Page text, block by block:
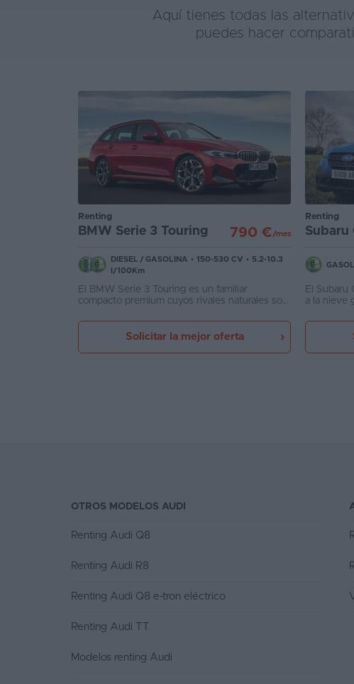
Aquí tienes todas las
puedes hacer
Renting
BMW Serie 3 Touring 790 €/mes
DIESEL / GASOLINA • 150-530 CV • 5.2-10.3
l/100Km
El BMW Serie 3 Touring es un familiar
compacto premium cuyos rivales naturales son
Estate
Solicitar la mejor oferta
Renting
Subaru
El Subaru
a la nieve
resto de
el eje
OTROS MODELOS AUDI
Renting Audi Q8
Renting Audi R8
Renting Audi Q8 e-tron eléctrico
Renting Audi TT
Modelos renting Audi